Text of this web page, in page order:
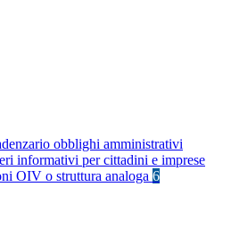
obblighi amministrativi
informativi per cittadini e imprese
OIV o struttura analoga 6